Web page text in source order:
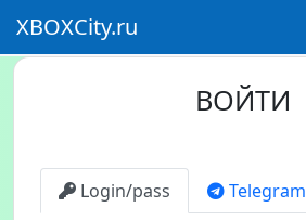
XBOXCity.ru
ВОЙТИ
Login/pass Telegram